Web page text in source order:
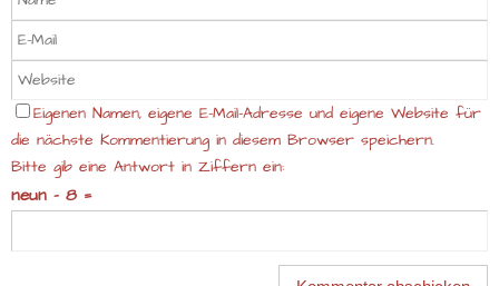
Eigenen Namen, eigene E-Mail-Adresse und eigene Website für
die nächste Kommentierung in diesem Browser speichern.
Bitte gib eine Antwort in Ziffern ein:
neun − 8 =